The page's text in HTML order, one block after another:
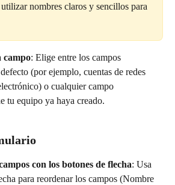
nombres claros y sencillos para
campo: Elige entre los campos
(por ejemplo, cuentas de redes
o cualquier campo
tu equipo ya haya creado.
con los botones de flecha: Usa
para reordenar los campos (Nombre